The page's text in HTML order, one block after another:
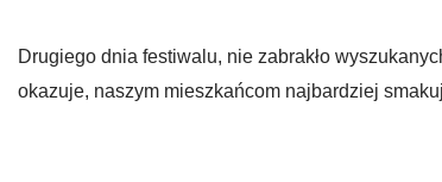
Drugiego dnia festiwalu, nie zabrakło
okazuje, naszym mieszkańcom najbardziej